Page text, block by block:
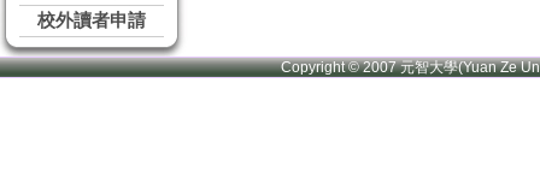
校外讀者申請
Copyright © 2007 元智大學(Yuan Ze